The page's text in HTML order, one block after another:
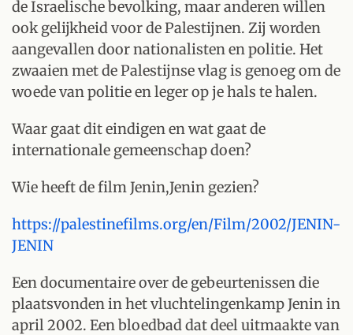
de Israelische bevolking, maar anderen willen
ook gelijkheid voor de Palestijnen. Zij worden
aangevallen door nationalisten en politie. Het
zwaaien met de Palestijnse vlag is genoeg om de
woede van politie en leger op je hals te halen.
Waar gaat dit eindigen en wat gaat de
internationale gemeenschap doen?
Wie heeft de film Jenin,Jenin gezien?
https://palestinefilms.org/en/Film/2002/JENIN-
JENIN
Een documentaire over de gebeurtenissen die
plaatsvonden in het vluchtelingenkamp Jenin in
april 2002. Een bloedbad dat deel uitmaakte van